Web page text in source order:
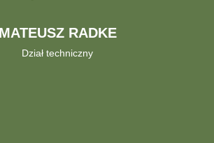
MATEUSZ RADKE
Dział techniczny